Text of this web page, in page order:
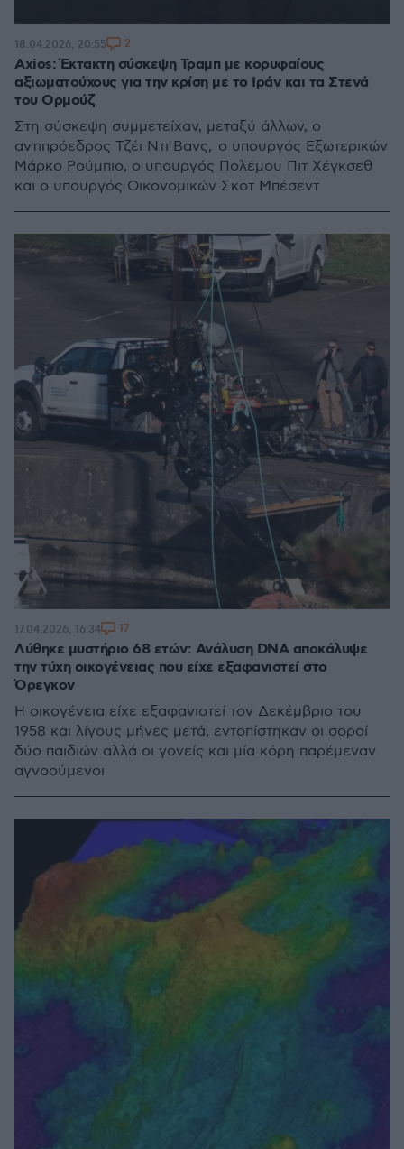
Axios: Έκτακτη σύσκεψη Τραμπ με κορυφαίους
αξιωματούχους για την κρίση με το Ιράν και τα Στενά
του Ορμούζ
Στη σύσκεψη συμμετείχαν, μεταξύ άλλων, ο
αντιπρόεδρος Τζέι Ντι Βανς, ο υπουργός Εξωτερικών
Μάρκο Ρούμπιο, ο υπουργός Πολέμου Πιτ Χέγκσεθ
και ο υπουργός Οικονομικών Σκοτ Μπέσεντ
18.04.2026, 20:55 2
Λύθηκε μυστήριο 68 ετών: Ανάλυση DNA αποκάλυψε
την τύχη οικογένειας που είχε εξαφανιστεί στο
Όρεγκον
Η οικογένεια είχε εξαφανιστεί τον Δεκέμβριο του
1958 και λίγους μήνες μετά, εντοπίστηκαν οι σοροί
δύο παιδιών αλλά οι γονείς και μία κόρη παρέμεναν
αγνοούμενοι
17.04.2026, 16:34 17